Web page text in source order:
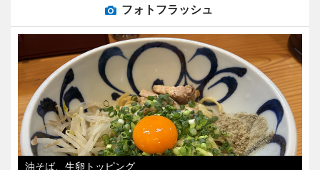
フォトフラッシュ
油そば、生卵トッピング